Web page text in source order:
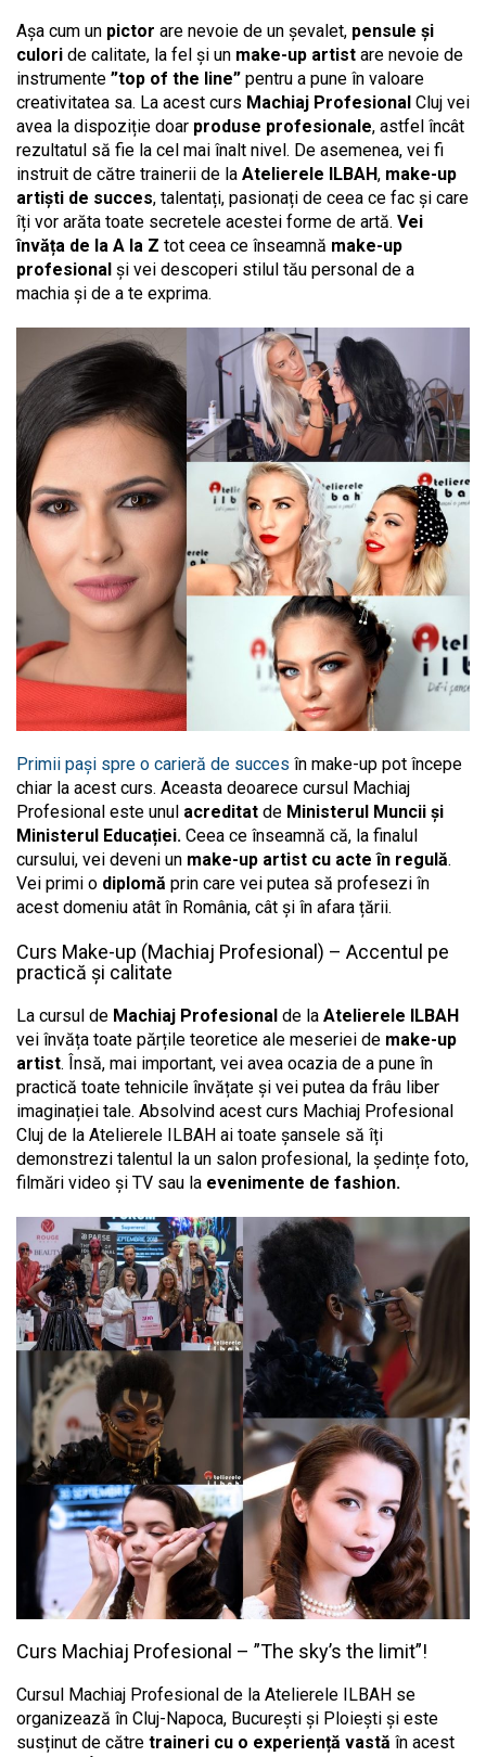
Așa cum un pictor are nevoie de un șevalet, pensule și
culori de calitate, la fel și un make-up artist are nevoie de
instrumente ”top of the line” pentru a pune în valoare
creativitatea sa. La acest curs Machiaj Profesional Cluj vei
avea la dispoziție doar produse profesionale, astfel încât
rezultatul să fie la cel mai înalt nivel. De asemenea, vei fi
instruit de către trainerii de la Atelierele ILBAH, make-up
artiști de succes, talentați, pasionați de ceea ce fac și care
îți vor arăta toate secretele acestei forme de artă. Vei
învăța de la A la Z tot ceea ce înseamnă make-up
profesional și vei descoperi stilul tău personal de a
machia și de a te exprima.
Primii pași spre o carieră de succes în make-up pot începe
chiar la acest curs. Aceasta deoarece cursul Machiaj
Profesional este unul acreditat de Ministerul Muncii și
Ministerul Educației. Ceea ce înseamnă că, la finalul
cursului, vei deveni un make-up artist cu acte în regulă.
Vei primi o diplomă prin care vei putea să profesezi în
acest domeniu atât în România, cât și în afara țării.
Curs Make-up (Machiaj Profesional) – Accentul pe
practică și calitate
La cursul de Machiaj Profesional de la Atelierele ILBAH
vei învăța toate părțile teoretice ale meseriei de make-up
artist. Însă, mai important, vei avea ocazia de a pune în
practică toate tehnicile învățate și vei putea da frâu liber
imaginației tale. Absolvind acest curs Machiaj Profesional
Cluj de la Atelierele ILBAH ai toate șansele să îți
demonstrezi talentul la un salon profesional, la ședințe foto,
filmări video și TV sau la evenimente de fashion.
Curs Machiaj Profesional – ”The sky’s the limit”!
Cursul Machiaj Profesional de la Atelierele ILBAH se
organizează în Cluj-Napoca, București și Ploiești și este
susținut de către traineri cu o experiență vastă în acest